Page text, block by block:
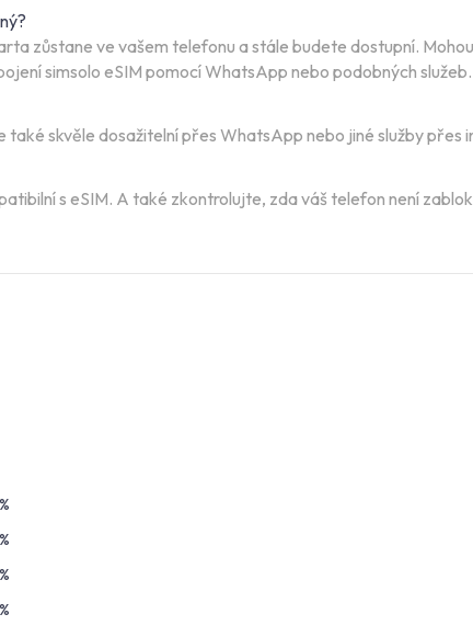
zůstane ve vašem telefonu a stále budete dostupní.
simsolo eSIM pomocí WhatsApp nebo podobných služeb.
skvěle dosažitelní přes WhatsApp nebo jiné služby přes
s eSIM. A také zkontrolujte, zda váš telefon není